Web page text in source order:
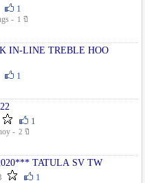
1
- 1 ปี
IN-LINE TREBLE HOO
1
1
- 2 ปี
***NEW DAIWA 2020*** TATULA SV TW
1